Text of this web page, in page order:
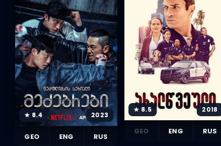
★ 8.4 2023
GEO ENG RUS
★ 8.5 2018
GEO ENG RUS